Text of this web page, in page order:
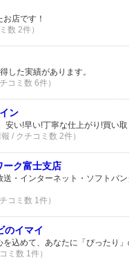
店です！
数 2件）
した実績があります。
コミ数 6件）
ン
安い!早い!丁寧な仕上がり!買い
/ クチコミ数 2件）
ク富士支店
送・インターネット・ソフトバ
コミ数 1件）
のイマイ
込めて、あなたに「ぴったり
ミ数 1件）